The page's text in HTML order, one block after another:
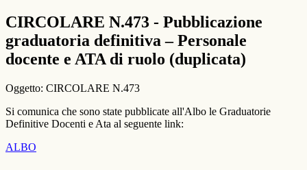
CIRCOLARE N.473 - Pubblicazione
graduatoria definitiva – Personale
docente e ATA di ruolo (duplicata)
Oggetto: CIRCOLARE N.473
Si comunica che sono state pubblicate all'Albo le Graduatorie
Definitive Docenti e Ata al seguente link:
ALBO